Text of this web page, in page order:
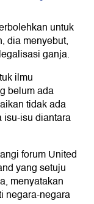
untuk
dia menyebut,
ganja.
ilmu
belum ada
tidak ada
isu-isu diantara
forum United
yang setuju
menyatakan
negara-negara